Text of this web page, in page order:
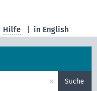
in English
Hilfe
× Suche